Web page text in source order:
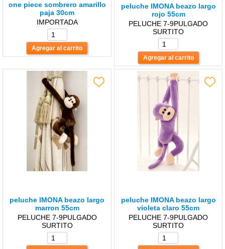
one piece sombrero amarillo
paja 30cm
IMPORTADA
peluche lMONA beazo largo
rojo 55cm
PELUCHE 7-9PULGADO
SURTITO
peluche lMONA beazo largo
marron 55cm
PELUCHE 7-9PULGADO
SURTITO
peluche lMONA beazo largo
violeta claro 55cm
PELUCHE 7-9PULGADO
SURTITO